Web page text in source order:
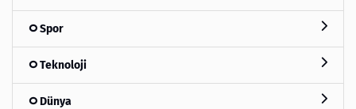
Spor
Teknoloji
Dünya